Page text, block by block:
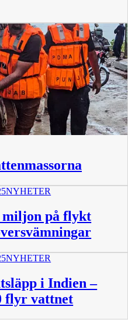
NYHETER
miljon på flykt
NYHETER
i Indien –
flyr vattnet